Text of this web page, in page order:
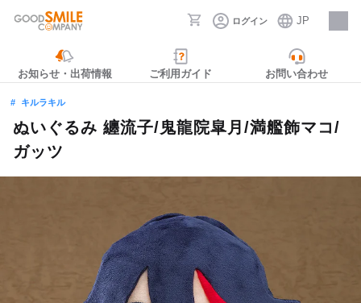
ログイン JP
採用情報
お知らせ・出荷情報 ご利用ガイド お問い合わせ
キルラキル
ぬいぐるみ 纏流子/鬼龍院皐月/満艦飾マコ/
ガッツ